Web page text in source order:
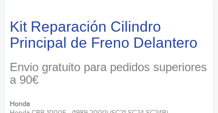
Kit Reparación Cilindro
Principal de Freno Delantero
Envio gratuito para pedidos superiores
a 90€
Honda